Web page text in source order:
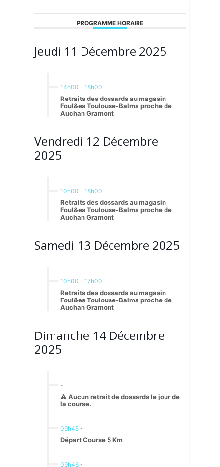
PROGRAMME HORAIRE
Jeudi 11 Décembre 2025
14h00 - 18h00
Retraits des dossards au magasin
Foul&es Toulouse-Balma proche de
Auchan Gramont
Vendredi 12 Décembre
2025
10h00 - 18h00
Retraits des dossards au magasin
Foul&es Toulouse-Balma proche de
Auchan Gramont
Samedi 13 Décembre 2025
10h00 - 17h00
Retraits des dossards au magasin
Foul&es Toulouse-Balma proche de
Auchan Gramont
Dimanche 14 Décembre
2025
-
⚠️ Aucun retrait de dossards le jour de
la course.
09h45 -
Départ Course 5 Km
09h46 -